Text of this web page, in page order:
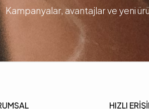
Kampanyalar, avantajlar ve yeni
HIZLI